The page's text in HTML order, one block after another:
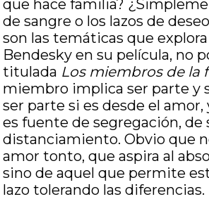
que hace familia?
de sangre o los lazos de
son las temáticas que
Bendesky en su película, no
titulada Los miembros de la
miembro implica ser parte y
ser parte si es desde el amor,
es fuente de segregación, de
distanciamiento. Obvio que
amor tonto, que aspira al
sino de aquel que permite
lazo tolerando las diferencias.